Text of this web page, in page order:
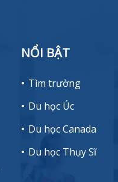
NỔI BẬT
Tìm trường
Du học Úc
Du học Canada
Du học Thụy Sĩ